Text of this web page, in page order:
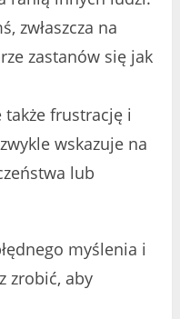
zwłaszcza na
zastanów się jak
frustrację i
wskazuje na
lub
myślenia i
zrobić, aby